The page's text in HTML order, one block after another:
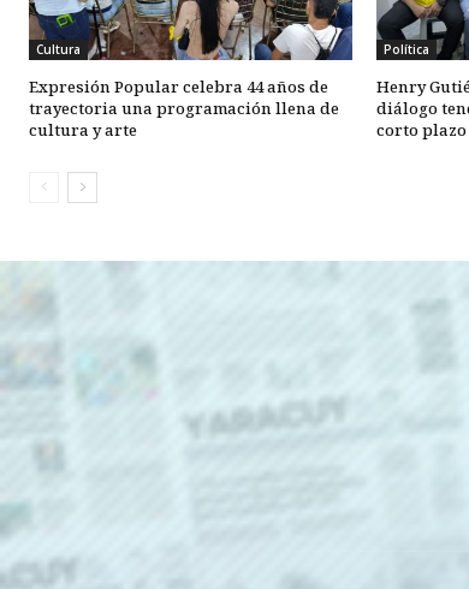
Cultura
Expresión Popular celebra 44 años de
trayectoria una programación llena de
cultura y arte
Política
Henry
diálogo
corto plazo